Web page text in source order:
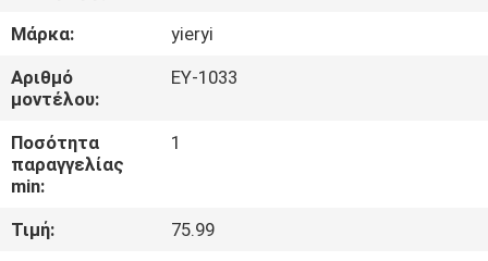
ΕΜΆΣ
ΓΎΡΟΣ
ΕΡΓΟΣΤΑΣΊΩΝ
ΠΟΙΟΤΙΚΌΣ
Μάρκα:
yieryi
Αριθμό
μοντέλου:
ΕΥ-1033
Ποσότητα
παραγγελίας
min:
1
Τιμή:
75.99